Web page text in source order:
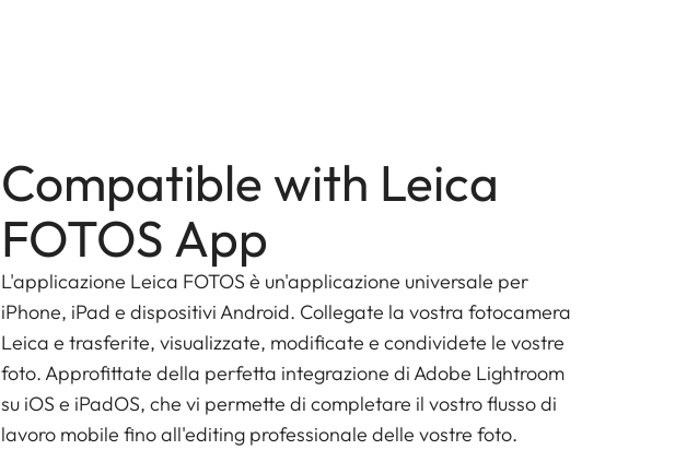
Compatible with Leica
FOTOS App
L'applicazione Leica FOTOS è un'applicazione universale per
iPhone, iPad e dispositivi Android. Collegate la vostra fotocamera
Leica e trasferite, visualizzate, modificate e condividete le vostre
foto. Approfittate della perfetta integrazione di Adobe Lightroom
su iOS e iPadOS, che vi permette di completare il vostro flusso di
lavoro mobile fino all'editing professionale delle vostre foto.